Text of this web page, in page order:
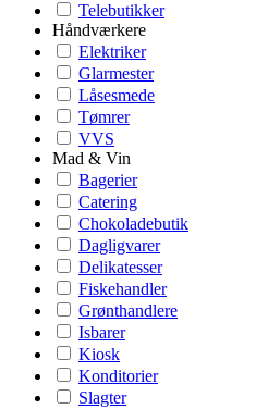
Telebutikker
Håndværkere
Elektriker
Glarmester
Låsesmede
Tømrer
VVS
Mad & Vin
Bagerier
Catering
Chokoladebutik
Dagligvarer
Delikatesser
Fiskehandler
Grønthandlere
Isbarer
Kiosk
Konditorier
Slagter